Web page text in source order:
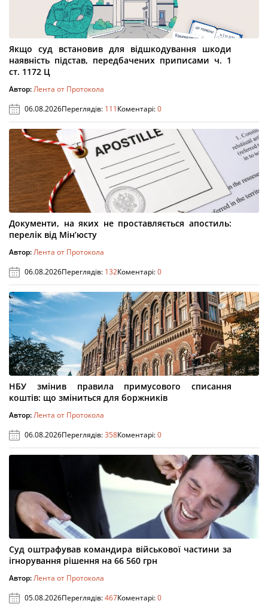
Якщо суд встановив для відшкодування шкоди
наявність підстав, передбачених приписами ч. 1
ст. 1172 Ц
Автор:Лента от Протокола
06.08.2026Переглядів: 111Коментарі:0
Документи, на яких не проставляється апостиль:
перелік від Мін’юсту
Автор:Лента от Протокола
06.08.2026Переглядів: 132Коментарі:0
НБУ змінив правила примусового списання
коштів: що зміниться для боржників
Автор:Лента от Протокола
06.08.2026Переглядів:358Коментарі:0
Суд оштрафував командира військової частини за
ігнорування рішення на 66 560 грн
Автор:Лента от Протокола
05.08.2026Переглядів:467Коментарі:0